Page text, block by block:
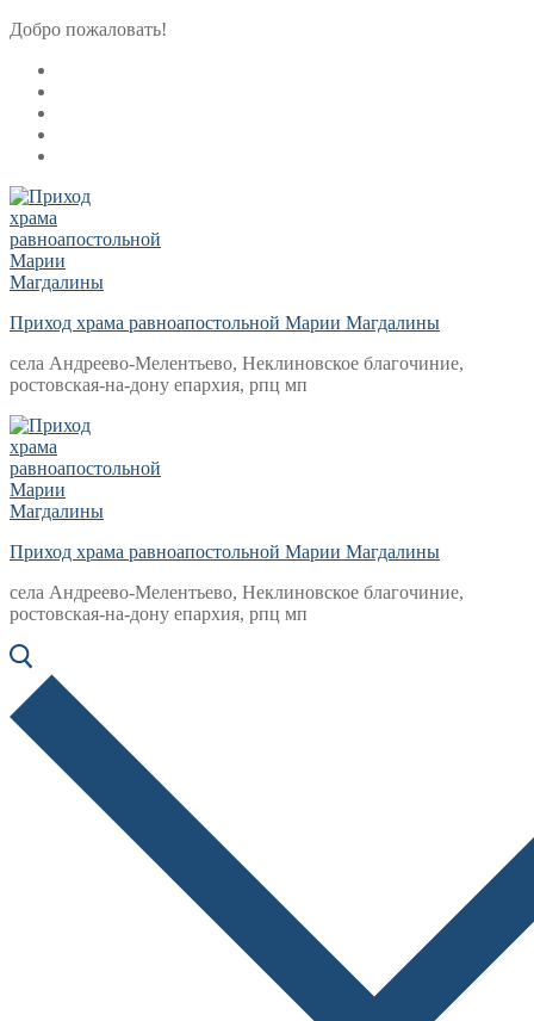
Перейти
содержимому
Меню
Закрыть
Добро пожаловать!
Приход храма равноапостольной Марии Магдалины
села Андреево-Мелентьево, Неклиновское благочиние,
ростовская-на-дону епархия, рпц мп
Приход храма равноапостольной Марии Магдалины
села Андреево-Мелентьево, Неклиновское благочиние,
ростовская-на-дону епархия, рпц мп